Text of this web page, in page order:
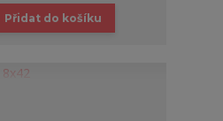
Přidat do košíku